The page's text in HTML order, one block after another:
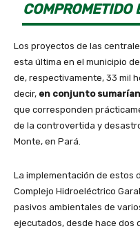
COMPROMETIDO
Los proyectos de las
esta última en el municipio
de, respectivamente, 33 mil
decir, en conjunto
que corresponden
de la controvertida y
Monte, en Pará.
La implementación de estos
Complejo Hidroeléctrico
pasivos ambientales de
ejecutados, desde hace dos